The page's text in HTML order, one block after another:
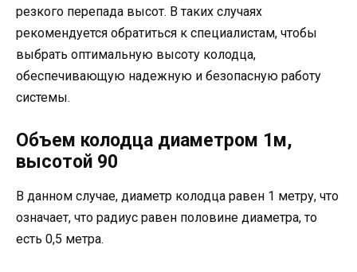
резкого перепада высот. В таких случаях
рекомендуется обратиться к специалистам, чтобы
выбрать оптимальную высоту колодца,
обеспечивающую надежную и безопасную работу
системы.
Объем колодца диаметром 1м,
высотой 90
В данном случае, диаметр колодца равен 1 метру, что
означает, что радиус равен половине диаметра, то
есть 0,5 метра.